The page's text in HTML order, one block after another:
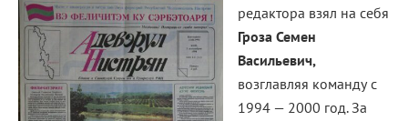
редактора взял на себя
Гроза Семен
Васильевич,
возглавляя команду с
1994 — 2000 год. За